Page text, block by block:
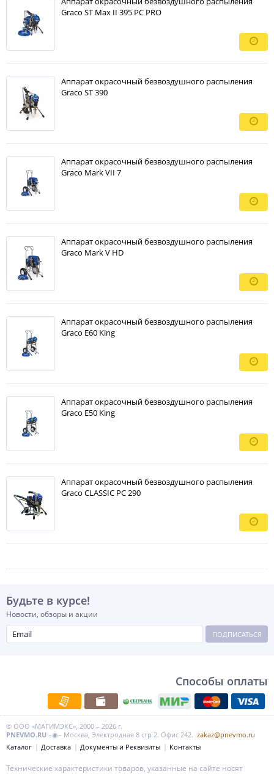
Graco ST Max II 395 PC PRO
Аппарат окрасочный безвоздушного распыления
Graco ST 390
Аппарат окрасочный безвоздушного распыления
Graco Mark VII 7
Аппарат окрасочный безвоздушного распыления
Graco Mark V HD
Аппарат окрасочный безвоздушного распыления
Graco E60 King
Аппарат окрасочный безвоздушного распыления
Graco E50 King
Аппарат окрасочный безвоздушного распыления
Graco CLASSIC PC 290
Будьте в курсе!
Новости, обзоры и акции
ПОДПИСАТЬСЯ
Способы оплаты
© ООО «МАГИМЭКС», 2000 – 2026 г.
PNEVMO.RU –◉– Москва, Электродная 8 стр 2. Офис 242. zakaz@pnevmo.ru
Каталог
Доставка Документы и Реквизиты Контакты
Технические характеристики товаров, указанные на сайте носят